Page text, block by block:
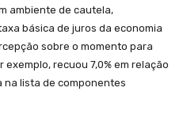
ambiente de cautela,
básica de juros da economia
sobre o momento para
recuou 7,0% em relação
na lista de componentes